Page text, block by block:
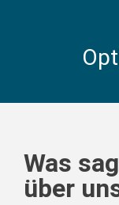
Was
über